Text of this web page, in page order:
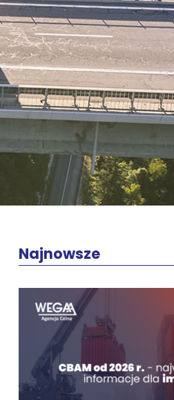
Najnowsze